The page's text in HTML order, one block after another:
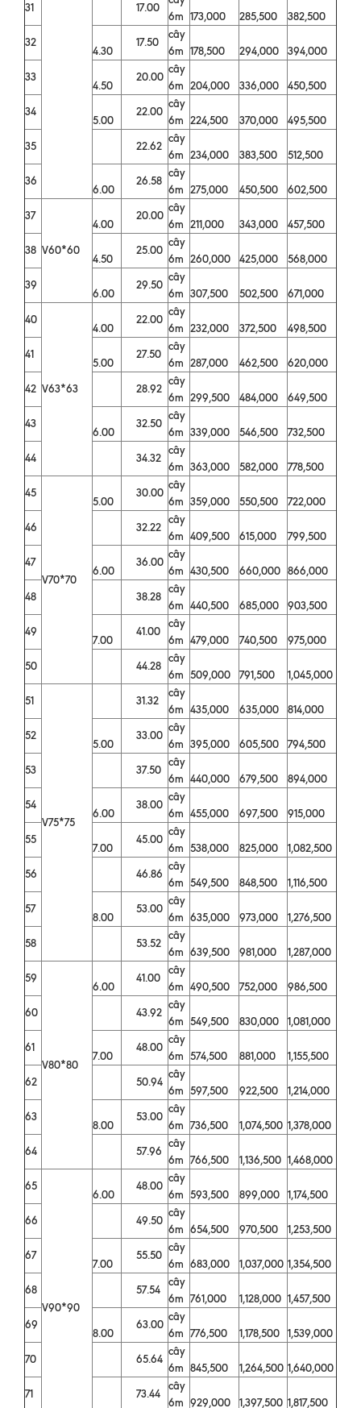
31
17.00
6m 173,000 285,500
382,500
32
4.30
17.50
cây
6m 178,500 294,000
394,000
33
4.50
20.00
cây
6m 204,000 336,000
450,500
34
5.00
22.00
cây
6m 224,500 370,000
495,500
35
22.62
cây
6m 234,000 383,500
512,500
36
6.00
26.58
cây
6m 275,000 450,500
602,500
37
V60*60
4.00
20.00
cây
6m 211,000 343,000
457,500
38
4.50
25.00
cây
6m 260,000 425,000
568,000
39
6.00
29.50
cây
6m 307,500 502,500
671,000
40
V63*63
4.00
22.00
cây
6m 232,000 372,500
498,500
41
5.00
27.50
cây
6m 287,000 462,500
620,000
42
28.92
cây
6m 299,500 484,000
649,500
43
6.00
32.50
cây
6m 339,000 546,500
732,500
44
34.32
cây
6m 363,000 582,000
778,500
45
V70*70
5.00
30.00
cây
6m 359,000 550,500
722,000
46
32.22
cây
6m 409,500 615,000
799,500
47
6.00
36.00
cây
6m 430,500 660,000 866,000
48
38.28
cây
6m 440,500 685,000
903,500
49
7.00
41.00
cây
6m 479,000 740,500
975,000
50
44.28
cây
6m 509,000 791,500
1,045,000
51
V75*75
31.32
cây
6m 435,000 635,000
814,000
52
5.00
33.00
cây
6m 395,000 605,500
794,500
53
37.50
cây
6m 440,000 679,500
894,000
54
6.00
38.00
cây
6m 455,000 697,500
915,000
55
7.00
45.00
cây
6m 538,000 825,000
1,082,500
56
46.86
cây
6m 549,500 848,500
1,116,500
57
8.00
53.00
cây
6m 635,000 973,000
1,276,500
58
53.52
cây
6m 639,500 981,000
1,287,000
59
V80*80
6.00
41.00
cây
6m 490,500 752,000
986,500
60
43.92
cây
6m 549,500 830,000
1,081,000
61
7.00
48.00
cây
6m 574,500 881,000
1,155,500
62
50.94
cây
6m 597,500 922,500
1,214,000
63
8.00
53.00
cây
6m 736,500 1,074,500 1,378,000
64
57.96
cây
6m 766,500 1,136,500 1,468,000
65
V90*90
6.00
48.00
cây
6m 593,500 899,000
1,174,500
66
49.50
cây
6m 654,500 970,500
1,253,500
67
7.00
55.50
cây
6m 683,000 1,037,000 1,354,500
68
57.54
cây
6m 761,000 1,128,000 1,457,500
69
8.00
63.00
cây
6m 776,500 1,178,500
1,539,000
70
65.64
cây
6m 845,500 1,264,500 1,640,000
71
73.44
cây
6m 929,000 1,397,500 1,817,500